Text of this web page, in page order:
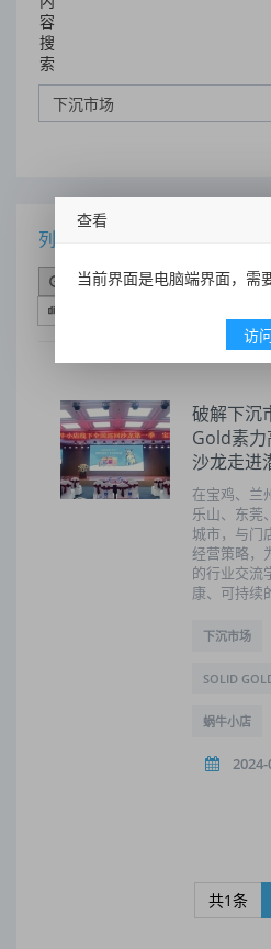
容
搜
索
列表
时间排序 点击排序 评
破解下沉
Gold素力
沙龙走进
在宝鸡、兰
乐山、东莞
城市，与门
经营策略，
的行业交流
康、可持续
下沉市场
SOLID
蜗牛小店
共1条
查看
当前界面是电脑端界面，需
访